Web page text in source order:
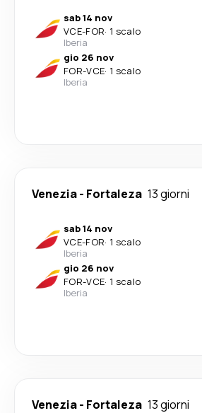
sab 14 nov
VCE-FOR· 1 scalo
Iberia
gio 26 nov
FOR-VCE· 1 scalo
Iberia
Venezia- Fortaleza 13 giorni
sab 14 nov
VCE-FOR· 1 scalo
Iberia
gio 26 nov
FOR-VCE· 1 scalo
Iberia
Venezia- Fortaleza 13 giorni